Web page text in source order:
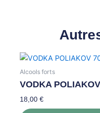
Alcools forts
VODKA
18,00€